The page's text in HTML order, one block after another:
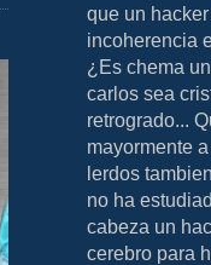
que un
incoherencia
¿Es chema
carlos sea
retrogrado...
mayormente
lerdos
no ha
cabeza un
cerebro para